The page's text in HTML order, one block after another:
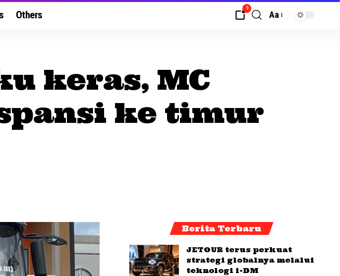
Others
9
Aa
keras, MC
ke timur
Berita Terbaru
JETOUR terus perkuat
strategi globalnya melalui
teknologi i-DM